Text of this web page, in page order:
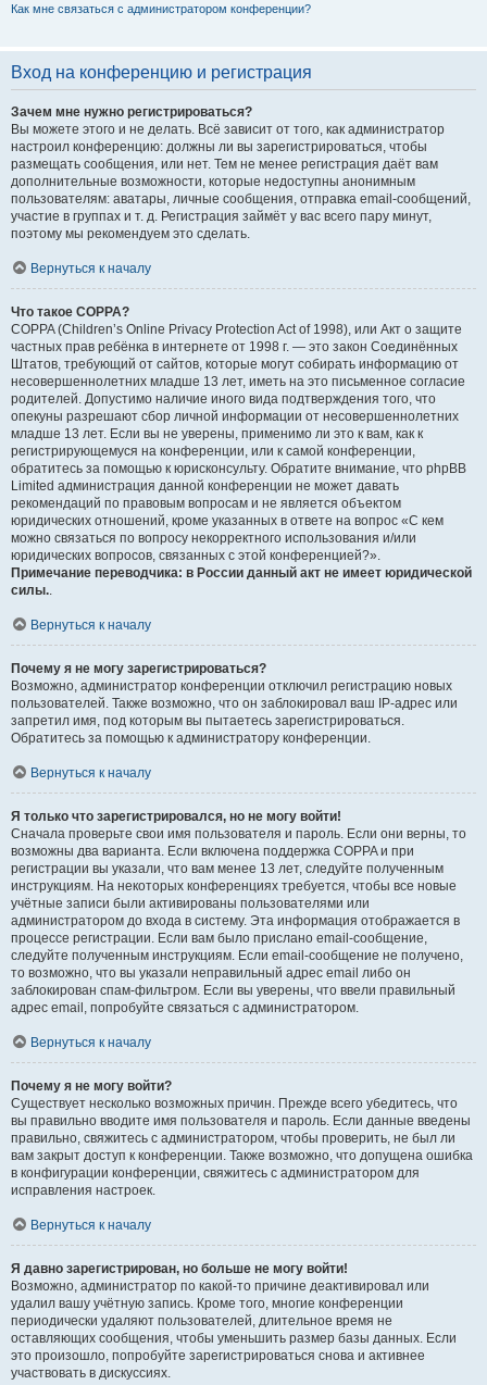
Как мне связаться с администратором конференции?
Вход на конференцию и регистрация
Зачем мне нужно регистрироваться?
Вы можете этого и не делать. Всё зависит от того, как администратор
настроил конференцию: должны ли вы зарегистрироваться, чтобы
размещать сообщения, или нет. Тем не менее регистрация даёт вам
дополнительные возможности, которые недоступны анонимным
пользователям: аватары, личные сообщения, отправка email-сообщений,
участие в группах и т. д. Регистрация займёт у вас всего пару минут,
поэтому мы рекомендуем это сделать.
Вернуться к началу
Что такое COPPA?
COPPA (Children’s Online Privacy Protection Act of 1998), или Акт о защите
частных прав ребёнка в интернете от 1998 г. — это закон Соединённых
Штатов, требующий от сайтов, которые могут собирать информацию от
несовершеннолетних младше 13 лет, иметь на это письменное согласие
родителей. Допустимо наличие иного вида подтверждения того, что
опекуны разрешают сбор личной информации от несовершеннолетних
младше 13 лет. Если вы не уверены, применимо ли это к вам, как к
регистрирующемуся на конференции, или к самой конференции,
обратитесь за помощью к юрисконсульту. Обратите внимание, что phpBB
Limited администрация данной конференции не может давать
рекомендаций по правовым вопросам и не является объектом
юридических отношений, кроме указанных в ответе на вопрос «С кем
можно связаться по вопросу некорректного использования и/или
юридических вопросов, связанных с этой конференцией?».
Примечание переводчика: в России данный акт не имеет юридической
силы.
Вернуться к началу
Почему я не могу зарегистрироваться?
Возможно, администратор конференции отключил регистрацию новых
пользователей. Также возможно, что он заблокировал ваш IP-адрес или
запретил имя, под которым вы пытаетесь зарегистрироваться.
Обратитесь за помощью к администратору конференции.
Вернуться к началу
Я только что зарегистрировался, но не могу войти!
Сначала проверьте свои имя пользователя и пароль. Если они верны, то
возможны два варианта. Если включена поддержка COPPA и при
регистрации вы указали, что вам менее 13 лет, следуйте полученным
инструкциям. На некоторых конференциях требуется, чтобы все новые
учётные записи были активированы пользователями или
администратором до входа в систему. Эта информация отображается в
процессе регистрации. Если вам было прислано email-сообщение,
следуйте полученным инструкциям. Если email-сообщение не получено,
то возможно, что вы указали неправильный адрес email либо он
заблокирован спам-фильтром. Если вы уверены, что ввели правильный
адрес email, попробуйте связаться с администратором.
Вернуться к началу
Почему я не могу войти?
Существует несколько возможных причин. Прежде всего убедитесь, что
вы правильно вводите имя пользователя и пароль. Если данные введены
правильно, свяжитесь с администратором, чтобы проверить, не был ли
вам закрыт доступ к конференции. Также возможно, что допущена ошибка
в конфигурации конференции, свяжитесь с администратором для
исправления настроек.
Вернуться к началу
Я давно зарегистрирован, но больше не могу войти!
Возможно, администратор по какой-то причине деактивировал или
удалил вашу учётную запись. Кроме того, многие конференции
периодически удаляют пользователей, длительное время не
оставляющих сообщения, чтобы уменьшить размер базы данных. Если
это произошло, попробуйте зарегистрироваться снова и активнее
участвовать в дискуссиях.